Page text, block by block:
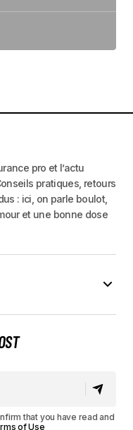
pro et l’actu
pratiques, retours
: ici, on parle boulot,
et une bonne dose
that you have read and
of Use